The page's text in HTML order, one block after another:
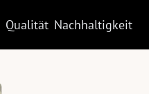
Qualität Nachhaltigkeit